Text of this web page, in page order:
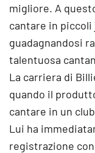
migliore. A
cantare in piccoli
guadagnandosi
talentuosa
La carriera di
quando il
cantare in un
Lui ha
registrazione